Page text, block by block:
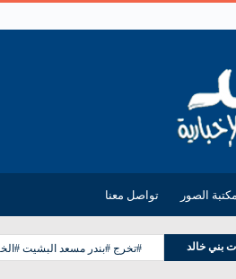
مكتبة الصور تواصل معنا
بني خالد #تخرج #بندر مسعد البشيت